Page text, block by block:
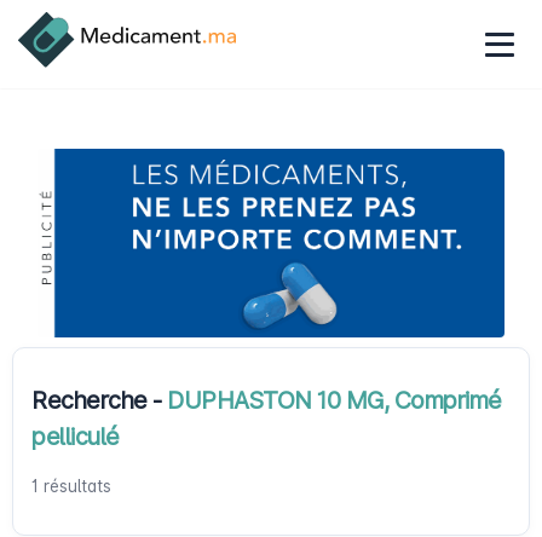
Recherche - DUPHASTON 10 MG, Comprimé
pelliculé
1 résultats